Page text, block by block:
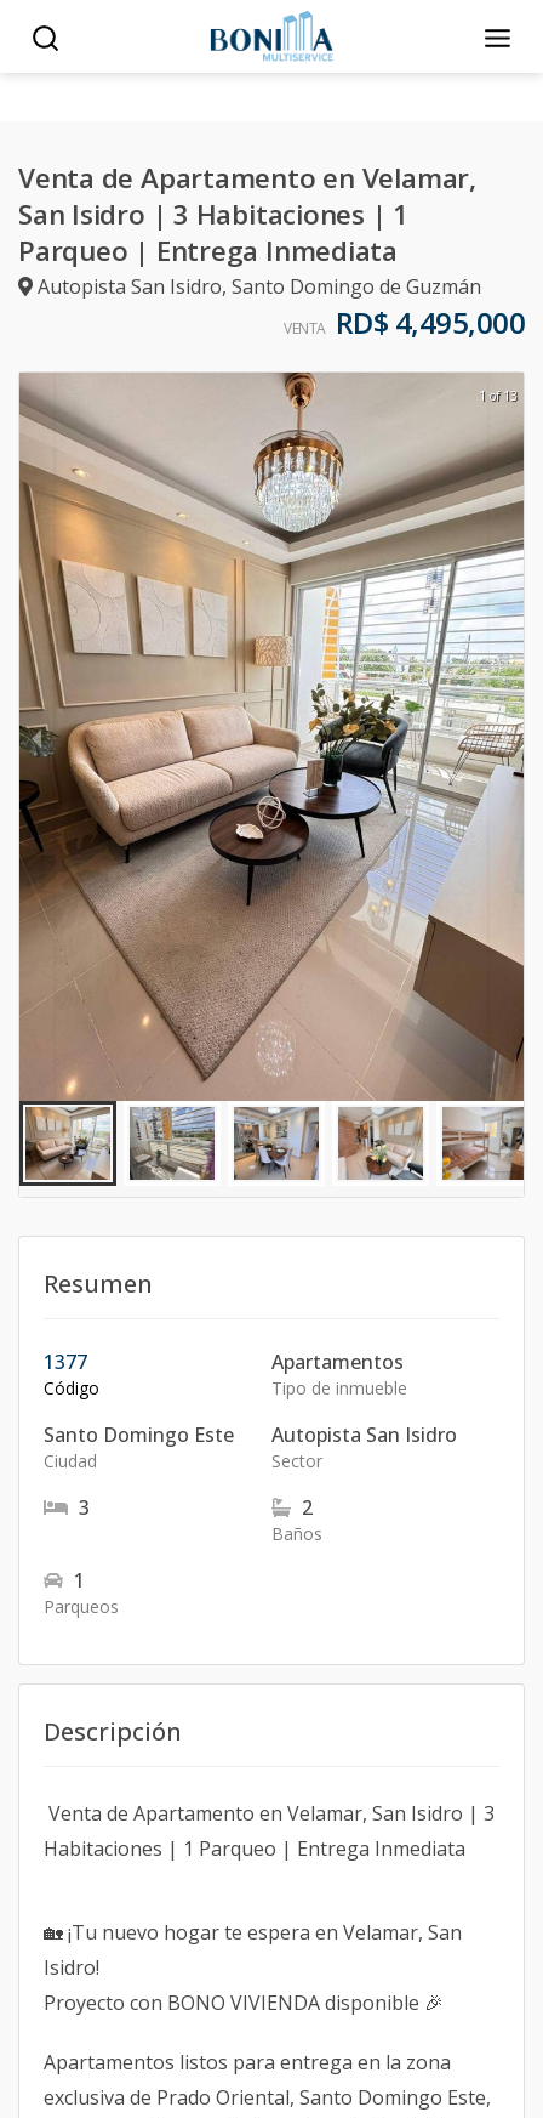
Venta de Apartamento en Velamar,
San Isidro | 3 Habitaciones | 1
Parqueo | Entrega Inmediata
Autopista San Isidro, Santo Domingo de Guzmán
VENTA RD$ 4,495,000
1 of 13
Resumen
1377
Código
Apartamentos
Tipo de inmueble
Santo Domingo Este
Ciudad
Autopista San Isidro
Sector
3 2
Baños
1
Parqueos
Descripción
Venta de Apartamento en Velamar, San Isidro | 3
Habitaciones | 1 Parqueo | Entrega Inmediata
🏡 ¡Tu nuevo hogar te espera en Velamar, San
Isidro!
Proyecto con BONO VIVIENDA disponible 🎉
Apartamentos listos para entrega en la zona
exclusiva de Prado Oriental, Santo Domingo Este,